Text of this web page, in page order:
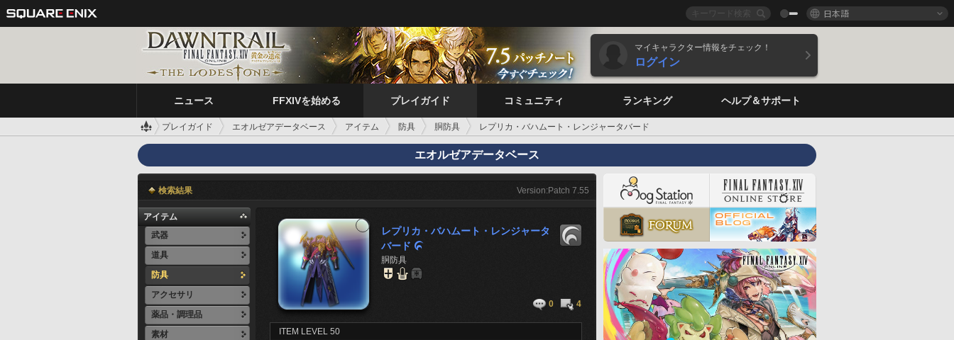
日本語
マイキャラクター情報をチェック！
ログイン
ニュース FFXIVを始める プレイガイド コミュニティ ランキング ヘルプ＆サポート
プレイガイド エオルゼアデータベース アイテム 防具 胴防具 レプリカ・バハムート・レンジャータバード
エオルゼアデータベース
検索結果 Version:Patch 7.55
アイテム
武器
道具
防具
アクセサリ
薬品・調理品
素材
レプリカ・バハムート・レンジャータ
バード 
胴防具
0 4
ITEM LEVEL 50